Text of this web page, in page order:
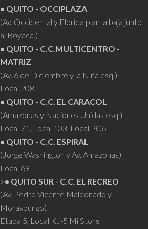
• QUITO - OCCIPLAZA
(Av. Occidental y Florida planta baja junto
al Boyacá.)
• QUITO - C.C.MULTICENTRO -
MATRIZ
(Av. 6 de Diciembre y la Niña esq.)
Local 208
• QUITO - C.C. EL CARACOL
(Amazonas y Naciones Unidas esq.)
Local 71, Local 103, Local PC6
• QUITO - C.C. ESPIRAL
(Jorge Washington y Av. Amazonas)
Local 69
>• QUITO SUR - C.C. EL RECREO
(Av. Pedro Vicente Maldonado y
Moraspungo)
Etapa 5, Local KJ-5 Mi Store